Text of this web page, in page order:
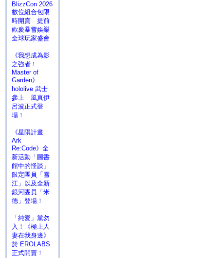
BlizzCon 2026
數位組合包限
時開賣 提前
歡慶暴雪娛樂
全球玩家盛會
《我想成為影
之強者！
Master of
Garden》
hololive 武士
參上 風真伊
呂波正式登
場！
《星隕計畫
Ark
Re:Code》全
新活動「圖書
館中的怪談」
限定團員「雪
江」以及全新
銀河團員「米
德」登場！
「純愛」黨勿
入！《極上人
妻在我身邊》
於 EROLABS
正式開賣！